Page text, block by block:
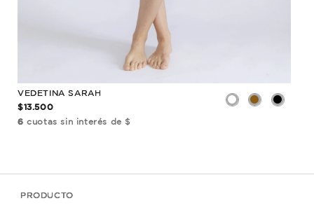
VEDETINA SARAH
$13.500
6 cuotas sin interés de $
PRODUCTO